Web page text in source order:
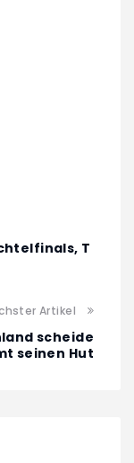
T
Artikel
scheide
seinen Hut